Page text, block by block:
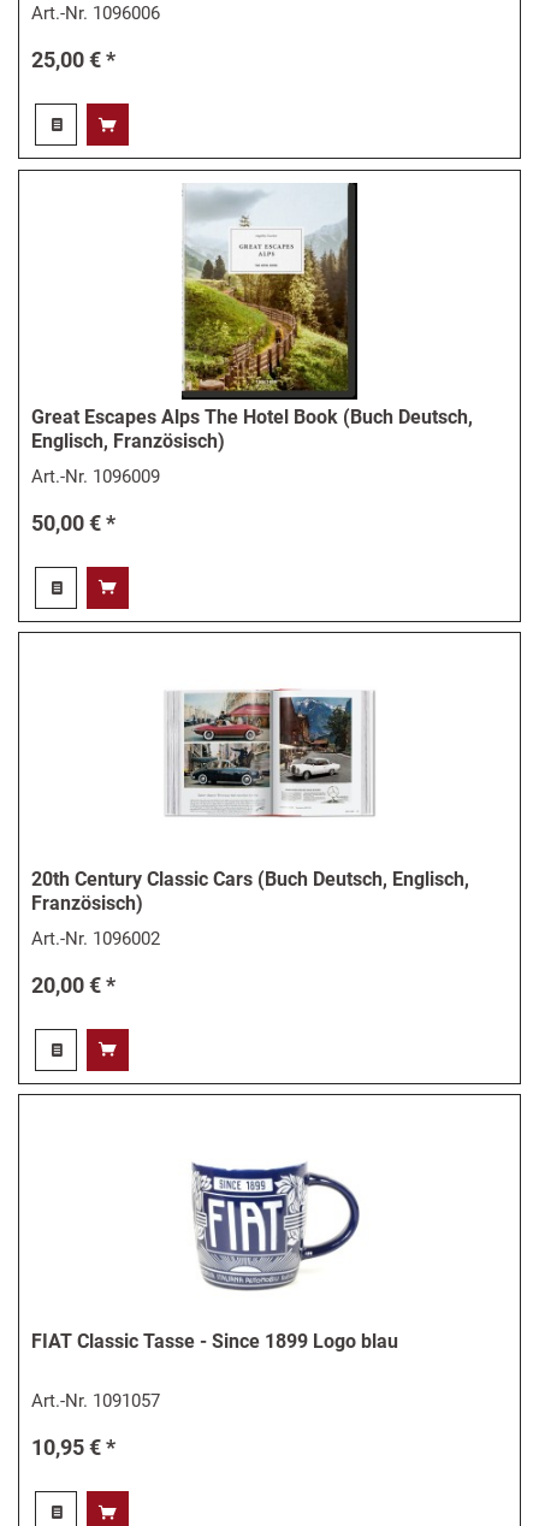
Art.-Nr. 1096006
25,00 € *
Great Escapes Alps The Hotel Book (Buch Deutsch,
Englisch, Französisch)
Art.-Nr. 1096009
50,00 € *
20th Century Classic Cars (Buch Deutsch, Englisch,
Französisch)
Art.-Nr. 1096002
20,00 € *
FIAT Classic Tasse - Since 1899 Logo blau
Art.-Nr. 1091057
10,95 € *